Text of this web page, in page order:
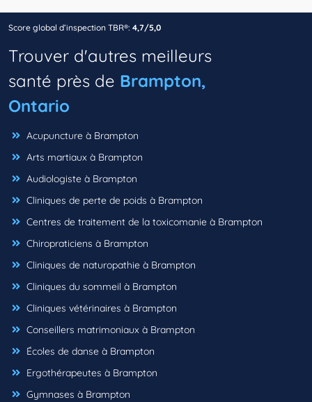
Score global d’inspection TBR®: 4,7/5,0
Trouver d'autres meilleurs
santé près de Brampton,
Ontario
Acupuncture à Brampton
Arts martiaux à Brampton
Audiologiste à Brampton
Cliniques de perte de poids à Brampton
Centres de traitement de la toxicomanie à Brampton
Chiropraticiens à Brampton
Cliniques de naturopathie à Brampton
Cliniques du sommeil à Brampton
Cliniques vétérinaires à Brampton
Conseillers matrimoniaux à Brampton
Écoles de danse à Brampton
Ergothérapeutes à Brampton
Gymnases à Brampton